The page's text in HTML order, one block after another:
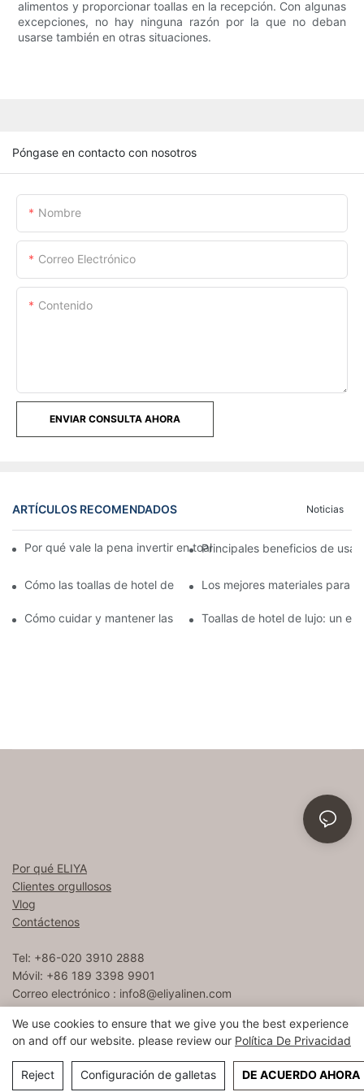
alimentos y proporcionar toallas en la recepción. Con algunas
excepciones, no hay ninguna razón por la que no deban
usarse también en otras situaciones.
Póngase en contacto con nosotros
Nombre
Correo Electrónico
Contenido
ENVIAR CONSULTA AHORA
ARTÍCULOS RECOMENDADOS Noticias
Por qué vale la pena invertir en toallas de hotel de lujo para su
Principales beneficios de
Cómo las toallas de hotel de lujo mejoran la satisfacción y la
Los mejores materiales para
Cómo cuidar y mantener las toallas de hotel de lujo
Toallas de hotel de lujo: un
Por qué ELIYA
Clientes orgullosos
Vlog
Contáctenos
Tel: +86-020 3910 2888
Móvil: +86 189 3398 9901
Correo electrónico : info8@eliyalinen.com
粤ICP备15074832号
We use cookies to ensure that we give you the best experience
on and off our website. please review our Política De Privacidad
Reject Configuración de galletas DE ACUERDO AHORA